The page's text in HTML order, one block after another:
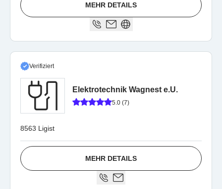
MEHR DETAILS
Verifiziert
Elektrotechnik Wagnest e.U.
5.0 (7)
8563 Ligist
MEHR DETAILS